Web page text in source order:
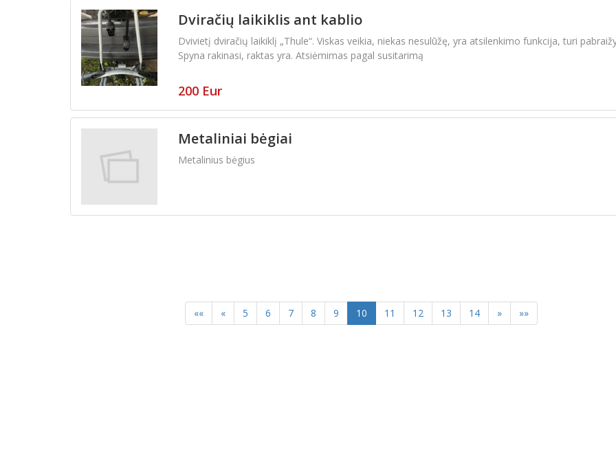
Dviračių laikiklis ant kablio
Dvivietį dviračių laikiklį „Thule“. Viskas veikia, niekas nesulūžę, yra atsilenkimo funkcija, turi
Spyna rakinasi, raktas yra. Atsiėmimas pagal susitarimą
200 Eur
Metaliniai bėgiai
Metalinius bėgius
«« « 5 6 7 8 9 10 11 12 13 14 » »»